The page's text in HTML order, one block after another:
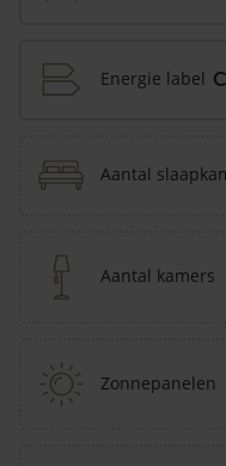
Energie label C
Aantal
Aantal kamers
Zonnepanelen